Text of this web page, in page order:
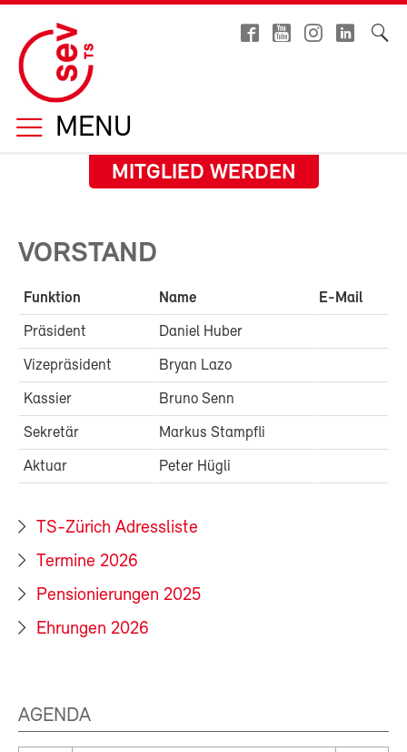
MENU
MITGLIED WERDEN
VORSTAND
Funktion Name E-Mail
Präsident Daniel Huber
Vizepräsident Bryan Lazo
Kassier Bruno Senn
Sekretär Markus Stampfli
Aktuar Peter Hügli
TS-Zürich Adressliste
Termine 2026
Pensionierungen 2025
Ehrungen 2026
AGENDA